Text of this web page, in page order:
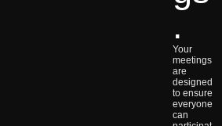
.
Your
meetings
are
designed
to ensure
everyone
can